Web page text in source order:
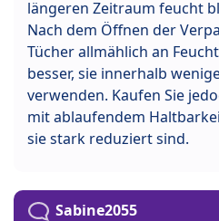
längeren Zeitraum feucht
Nach dem Öffnen der
Tücher allmählich an
besser, sie innerhalb
verwenden. Kaufen Sie
mit ablaufendem
sie stark reduziert sind.
Sabine2055